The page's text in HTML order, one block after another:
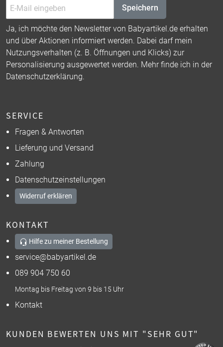
Speichern
Ja, ich möchte den Newsletter von Babyartikel.de erhalten
und über Aktionen informiert werden. Dabei darf mein
Nutzungsverhalten (z. B. Öffnungen und Klicks) zur
Personalisierung ausgewertet werden. Mehr finde ich in der
Datenschutzerklärung.
SERVICE
Fragen & Antworten
Lieferung und Versand
Zahlung
Datenschutzeinstellungen
Widerruf erklären
KONTAKT
Hilfe zu meiner Bestellung
service@babyartikel.de
089 904 750 60
Montag bis Freitag von 9 bis 15 Uhr
Kontakt
KUNDEN BEWERTEN UNS MIT "SEHR GUT"